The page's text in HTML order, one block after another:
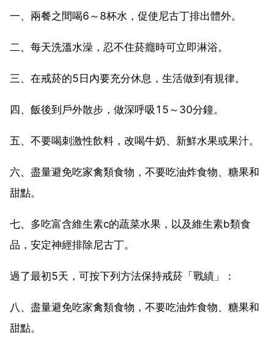
一、兩餐之間喝6～8杯水，促使尼古丁排出體外。
二、每天洗溫水澡，忍不住菸癮時可立即淋浴。
三、在戒菸的5日內要充分休息，生活做到有規律。
四、飯後到戶外散步，做深呼吸15～30分鐘。
五、不要喝刺激性飲料，改喝牛奶、新鮮水果或果汁。
六、盡量避免吃家禽類食物，不要吃油炸食物、糖果和
甜點。
七、多吃富含維生素c的蔬菜水果，以及維生素b類食
品，安定神經排除尼古丁。
過了最初5天，可按下列方法保持戒菸「戰績」：
八、盡量避免吃家禽類食物，不要吃油炸食物、糖果和
甜點。